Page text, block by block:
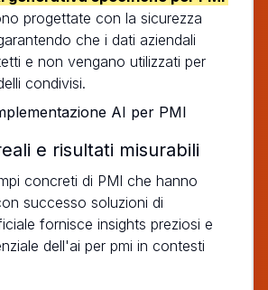
progettate con la sicurezza
che i dati aziendali
e non vengano utilizzati per
condivisi.
e risultati misurabili
concreti di PMI che hanno
successo soluzioni di
fornisce insights preziosi e
dell'ai per pmi in contesti